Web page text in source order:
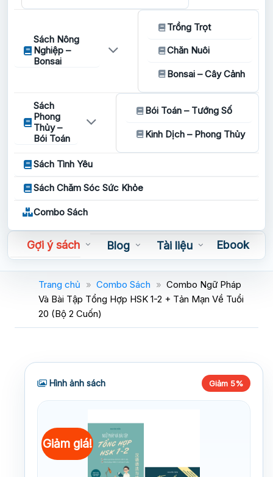
Sách Nông
Nghiệp –
Bonsai
Trồng Trọt
Chăn Nuôi
Bonsai – Cây Cảnh
Sách
Phong
Thủy –
Bói Toán
Bói Toán – Tướng Số
Kinh Dịch – Phong Thủy
Sách Tình Yêu
Sách Chăm Sóc Sức Khỏe
Combo Sách
Gợi ý sách Blog Tài liệu
Ebook
Sách nói
Trang chủ » Combo Sách » Combo Ngữ Pháp
Và Bài Tập Tổng Hợp HSK 1-2 + Tản Mạn Về Tuổi
20 (Bộ 2 Cuốn)
Hình ảnh sách Giảm 5%
Giảm giá!